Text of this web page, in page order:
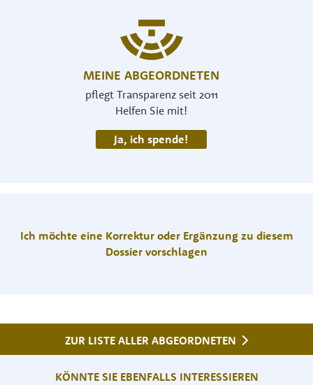
MEINE ABGEORDNETEN
pflegt Transparenz seit 2011
Helfen Sie mit!
Ja, ich spende!
Ich möchte eine Korrektur oder Ergänzung zu diesem
Dossier vorschlagen
ZUR LISTE ALLER ABGEORDNETEN
KÖNNTE SIE EBENFALLS INTERESSIEREN